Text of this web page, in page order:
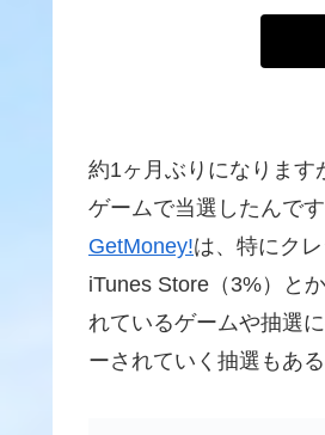
約1ヶ月ぶりになります
ゲームで当選したんです
GetMoney!は、特にク
iTunes Store（3%）と
れているゲームや抽選
ーされていく抽選もあ